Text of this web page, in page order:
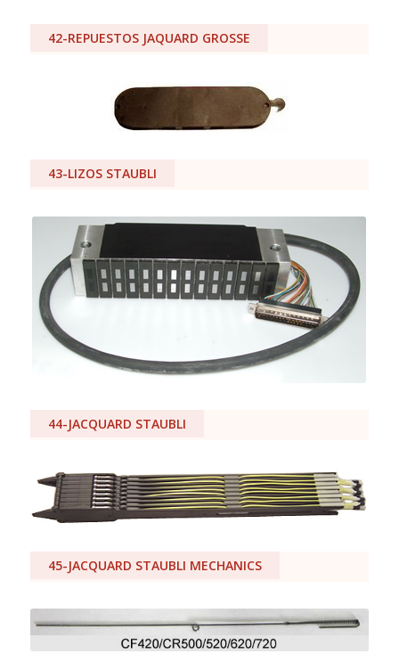
42-REPUESTOS JAQUARD GROSSE
43-LIZOS STAUBLI
44-JACQUARD STAUBLI
45-JACQUARD STAUBLI MECHANICS